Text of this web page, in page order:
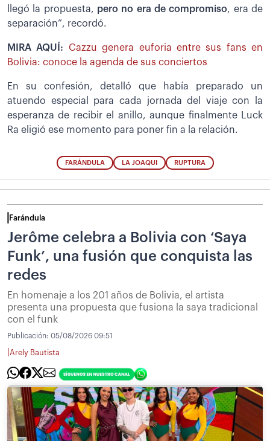
llegó la propuesta, pero no era de compromiso, era de
separación”, recordó.
MIRA AQUÍ: Cazzu genera euforia entre sus fans en
Bolivia: conoce la agenda de sus conciertos
En su confesión, detalló que había preparado un
atuendo especial para cada jornada del viaje con la
esperanza de recibir el anillo, aunque finalmente Luck
Ra eligió ese momento para poner fin a la relación.
FARÁNDULA LA JOAQUI RUPTURA
Farándula
Jerôme celebra a Bolivia con ‘Saya
Funk’, una fusión que conquista las
redes
En homenaje a los 201 años de Bolivia, el artista
presenta una propuesta que fusiona la saya tradicional
con el funk
Publicación: 05/08/2026 09:51
Arely Bautista